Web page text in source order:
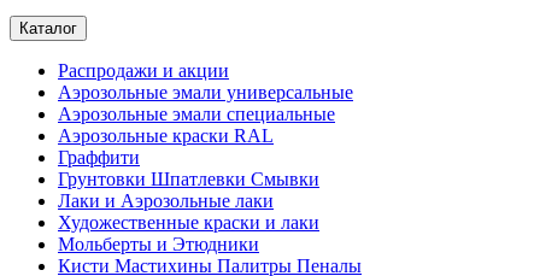
Каталог
Распродажи и акции
Аэрозольные эмали универсальные
Аэрозольные эмали специальные
Аэрозольные краски RAL
Граффити
Грунтовки Шпатлевки Смывки
Лаки и Аэрозольные лаки
Художественные краски и лаки
Мольберты и Этюдники
Кисти Мастихины Палитры Пеналы